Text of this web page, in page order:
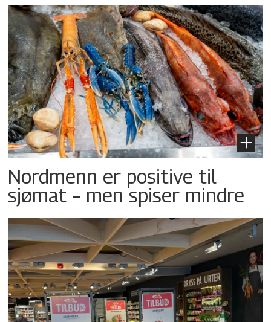
Nordmenn er positive til
sjømat – men spiser mindre